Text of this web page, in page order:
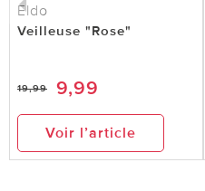
Eldo
Veilleuse "Rose"
19,99 9,99
Voir l’article